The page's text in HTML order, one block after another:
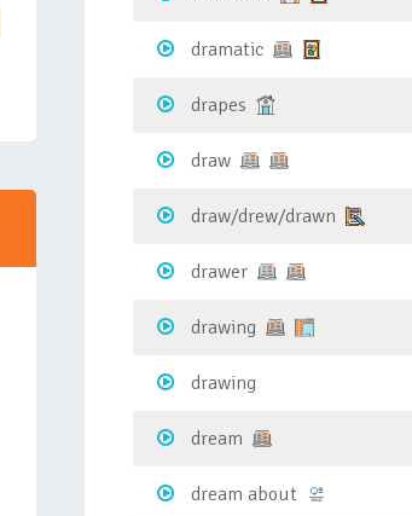
dramatic
drapes
draw
draw/drew/drawn
drawer
drawing
drawing
dream
dream about